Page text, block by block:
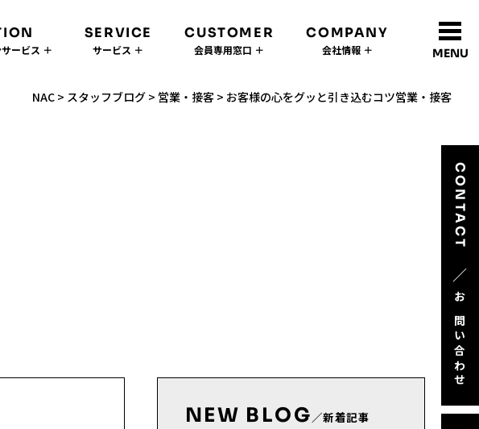
ービス ＋
SERVICE
サービス ＋
CUSTOMER
会員専用窓口 ＋
COMPANY
会社情報 ＋ MENU
CONTACT
／
お問い合わせ
NAC > スタッフブログ > 営業・接客 > お客様の心をグッと引き込むコツ営業・接客
NEW BLOG ／新着記事